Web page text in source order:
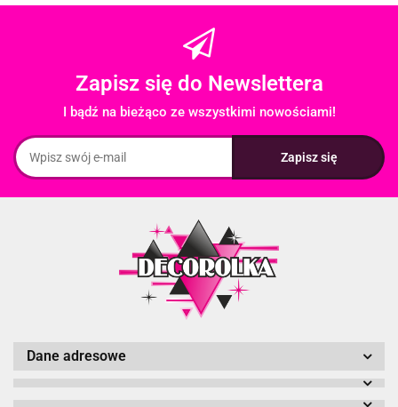
Zapisz się do Newslettera
I bądź na bieżąco ze wszystkimi nowościami!
Dane adresowe